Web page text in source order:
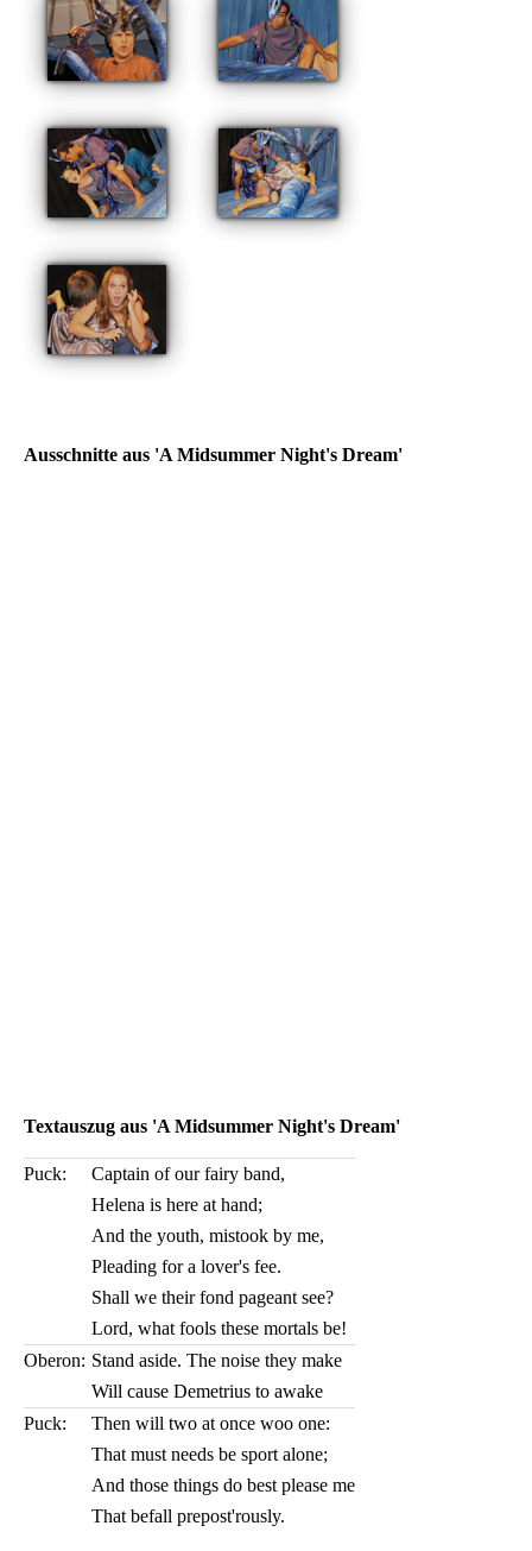
Ausschnitte aus 'A Midsummer Night's Dream'
Textauszug aus 'A Midsummer Night's Dream'
Puck:
Captain of our fairy band,
Helena is here at hand;
And the youth, mistook by me,
Pleading for a lover's fee.
Shall we their fond pageant see?
Lord, what fools these mortals be!
Oberon: Stand aside. The noise they make
Will cause Demetrius to awake
Puck:
Then will two at once woo one:
That must needs be sport alone;
And those things do best please me
That befall prepost'rously.